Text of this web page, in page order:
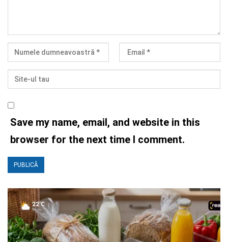
Save my name, email, and website in this
browser for the next time I comment.